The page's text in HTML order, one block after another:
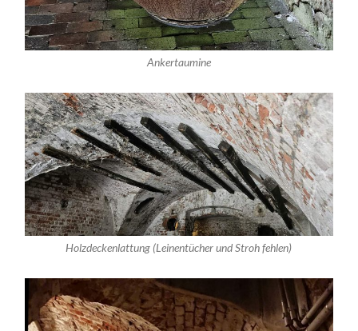
Ankertaumine
Holzdeckenlattung (Leinentücher und Stroh fehlen)